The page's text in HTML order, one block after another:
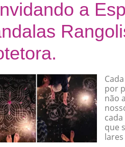
a
por
não
que